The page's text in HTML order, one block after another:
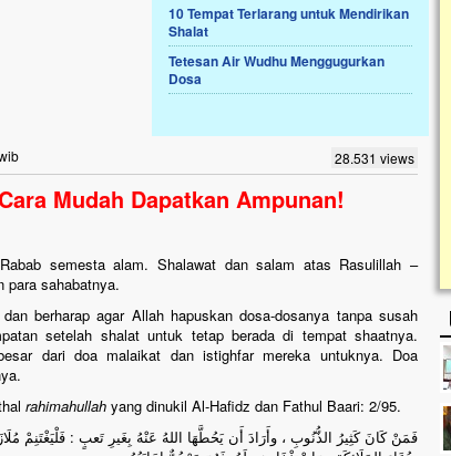
10 Tempat Terlarang untuk Mendirikan
Shalat
Tetesan Air Wudhu Menggugurkan
Dosa
28.531 views
Mudah Dapatkan Ampunan!
semesta alam. Shalawat dan salam atas Rasulillah –
para sahabatnya.
berharap agar Allah hapuskan dosa-dosanya tanpa susah
setelah shalat untuk tetap berada di tempat shaatnya.
dari doa malaikat dan istighfar mereka untuknya. Doa
rahimahullah yang dinukil Al-Hafidz dan Fathul Baari: 2/95.
فَمَنْ كَانَ كَثِيرُ الذُّنُوبِ ، وأَرَادَ أَن يَحُطَّهَا اللهُ عَنْهُ بِغَيرِ تَعبٍ : فَلْيَغْتَنِمْ
Nasib masjid di Kampung Cilumbu ini sungguh
mengenaskan. Lima tahun mangkrak, kini nyaris
berlumut, dan menghitam terpapar panas dan
hujan....